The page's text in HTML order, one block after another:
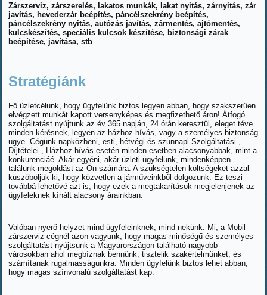
Zárszerviz, zárszerelés, lakatos munkák, lakat nyitás, zárnyitás, zár
javítás, hevederzár beépítés, páncélszekrény beépítés,
páncélszekrény nyitás, autózás javítás, zármentés, ajtómentés,
kulcskészítés, speciális kulcsok készítése, biztonsági zárak
beépítése, javítása, stb
Stratégiánk
Fő üzletcélunk, hogy ügyfelünk biztos legyen abban, hogy szakszerűen
elvégzett munkát kapott versenyképes és megfizethető áron! Átfogó
szolgáltatást nyújtunk az év 365 napján, 24 órán keresztül, eleget téve
minden kérésnek, legyen az házhoz hívás, vagy a személyes biztonság
ügye. Cégünk napközbeni, esti, hétvégi és szünnapi Szolgáltatási ,
Díjtételei , Házhoz hívás esetén minden esetben alacsonyabbak, mint a
konkurenciáé. Akár egyéni, akár üzleti ügyfelünk, mindenképpen
találunk megoldást az Ön számára. A szükségtelen költségeket azzal
küszöböljük ki, hogy közvetlen a járműveinkből dolgozunk. Ez teszi
továbbá lehetővé azt is, hogy ezek a megtakarítások megjelenjenek az
ügyfeleknek kínált alacsony árainkban.
Valóban nyerő helyzet mind ügyfeleinknek, mind nekünk. Mi, a Mobil
zárszerviz cégnél azon vagyunk, hogy magas minőségű és személyes
szolgáltatást nyújtsunk a Magyarországon található nagyobb
városokban ahol megbíznak bennünk, tisztelik szakértelmünket, és
számítanak rugalmasságunkra. Minden ügyfelünk biztos lehet abban,
hogy magas színvonalú szolgáltatást kap.